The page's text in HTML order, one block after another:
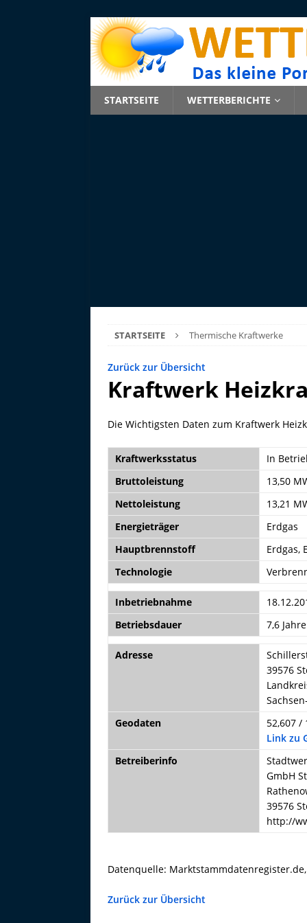
STARTSEITE WETTERBERICHTE
STARTSEITE Thermische Kraftwerke
Zurück zur Übersicht
Kraftwerk
Die Wichtigsten Daten zum Kraftwerk
Kraftwerksstatus
In
Bruttoleistung
13,50
Nettoleistung
13,21
Energieträger
Erdgas
Hauptbrennstoff
Erdgas,
Technologie
Inbetriebnahme
Betriebsdauer
7,6
Adresse
39576
Geodaten
52,607 /
Link zu
Betreiberinfo
GmbH
39576
http://
Datenquelle:
Zurück zur Übersicht